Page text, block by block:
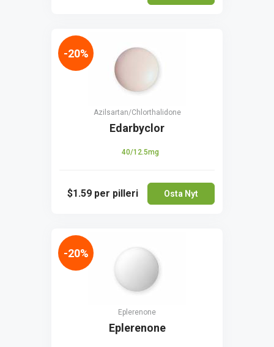
Azilsartan/Сhlorthalidone
Edarbyclor
40/12.5mg
$1.59 per pilleri Osta Nyt
-20%
Eplerenone
Eplerenone
-20%